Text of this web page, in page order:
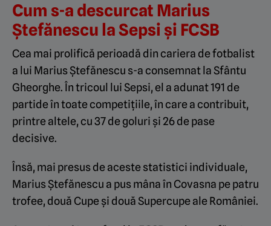
Cum s-a descurcat Marius
Ștefănescu la Sepsi și FCSB
Cea mai prolifică perioadă din cariera de fotbalist
a lui Marius Ștefănescu s-a consemnat la Sfântu
Gheorghe. În tricoul lui Sepsi, el a adunat 191 de
partide în toate competițiile, în care a contribuit,
printre altele, cu 37 de goluri și 26 de pase
decisive.
Însă, mai presus de aceste statistici individuale,
Marius Ștefănescu a pus mâna în Covasna pe patru
trofee, două Cupe și două Supercupe ale României.